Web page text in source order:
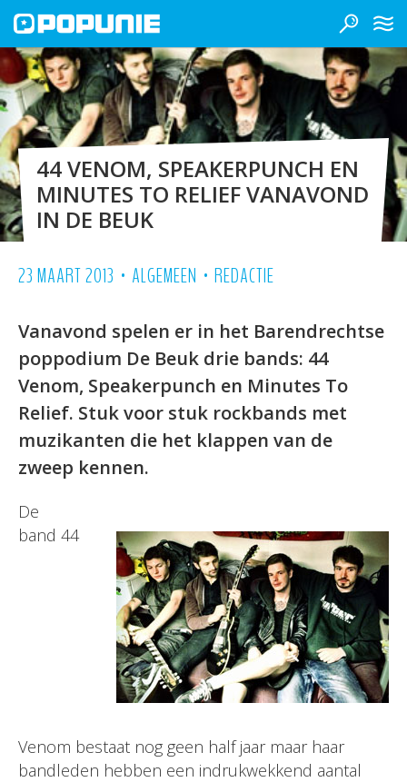
44 VENOM, SPEAKERPUNCH EN
MINUTES TO RELIEF VANAVOND
IN DE BEUK
23 MAART 2013 • ALGEMEEN • REDACTIE
Vanavond spelen er in het Barendrechtse
poppodium De Beuk drie bands: 44
Venom, Speakerpunch en Minutes To
Relief. Stuk voor stuk rockbands met
muzikanten die het klappen van de
zweep kennen.
De
band 44
Venom bestaat nog geen half jaar maar haar
bandleden hebben een indrukwekkend aantal